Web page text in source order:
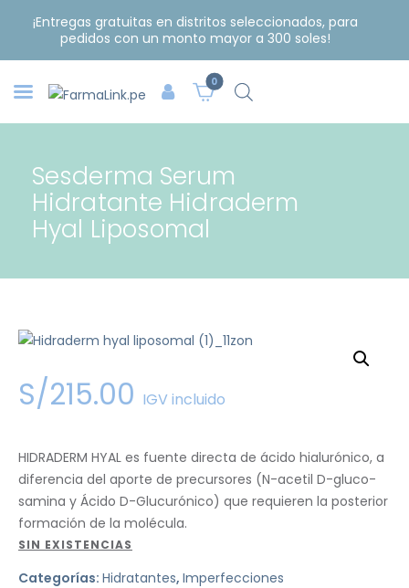
¡Entregas gratuitas en distritos seleccionados, para
pedidos con un monto mayor a 300 soles!
0
Sesderma Serum
Hidratante Hidraderm
Hyal Liposomal
S/215.00 IGV incluido
HIDRADERM HYAL es fuente directa de ácido hialurónico, a
diferencia del aporte de precursores (N-acetil D-gluco-
samina y Ácido D-Glucurónico) que requieren la posterior
formación de la molécula.
SIN EXISTENCIAS
Categorías: Hidratantes, Imperfecciones